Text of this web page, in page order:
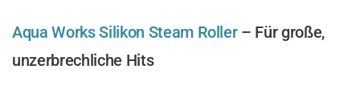
Aqua Works Silikon Steam Roller– Für große,
unzerbrechliche Hits